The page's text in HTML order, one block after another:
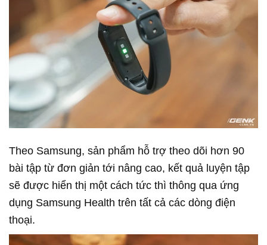
Theo Samsung, sản phẩm hỗ trợ theo dõi hơn 90
bài tập từ đơn giản tới nâng cao, kết quả luyện tập
sẽ được hiển thị một cách tức thì thông qua ứng
dụng Samsung Health trên tất cả các dòng điện
thoại.